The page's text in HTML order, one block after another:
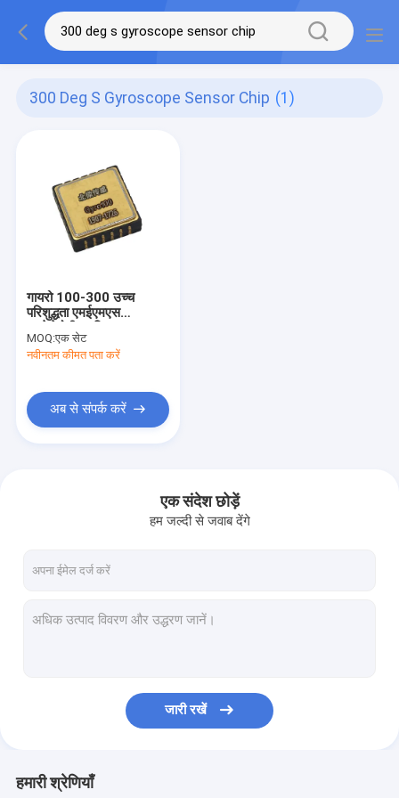
300 Deg S Gyroscope Sensor Chip (1)
गायरो 100-300 उच्च
परिशुद्धता एमईएमएस
एक्सेलेरोमीटर चिप
MOQ:एक सेट
नवीनतम कीमत पता करें
अब से संपर्क करें
एक संदेश छोड़ें
हम जल्दी से जवाब देंगे
जारी रखें
हमारी श्रेणियाँ